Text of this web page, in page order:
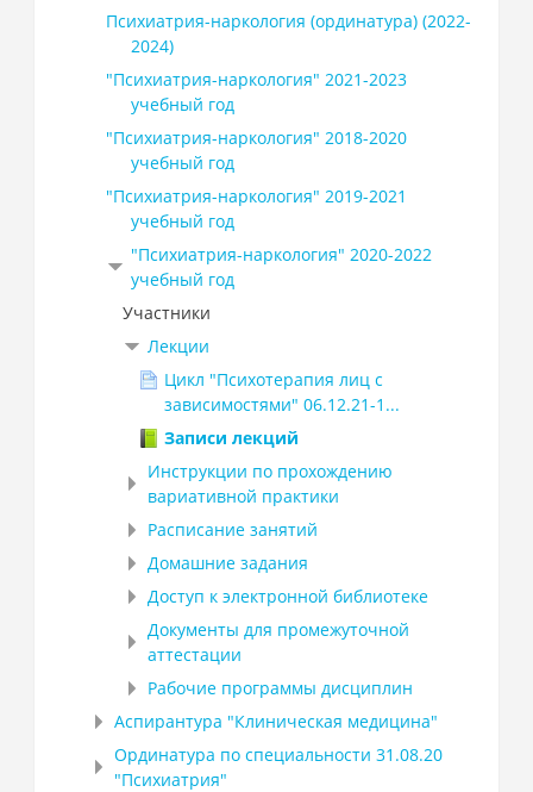
Психиатрия-наркология (ординатура) (2022-
2024)
"Психиатрия-наркология" 2021-2023
учебный год
"Психиатрия-наркология" 2018-2020
учебный год
"Психиатрия-наркология" 2019-2021
учебный год
"Психиатрия-наркология" 2020-2022
учебный год
Участники
Лекции
Цикл "Психотерапия лиц с
зависимостями" 06.12.21-1...
Записи лекций
Инструкции по прохождению
вариативной практики
Расписание занятий
Домашние задания
Доступ к электронной библиотеке
Документы для промежуточной
аттестации
Рабочие программы дисциплин
Аспирантура "Клиническая медицина"
Ординатура по специальности 31.08.20
"Психиатрия"